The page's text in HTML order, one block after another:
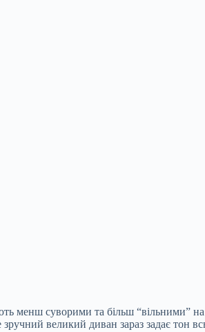
менш суворими та більш “вільними”
великий диван зараз задає тон